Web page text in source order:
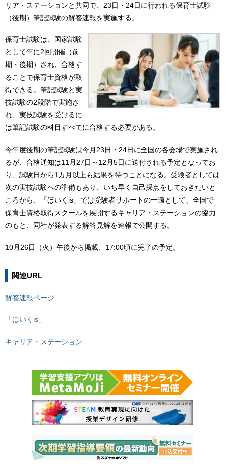
リア・ステーションと共同で、23日・24日に行われる保育士試験
（後期）筆記試験の解答速報を実施する。
保育士試験は、国家試験
として年に2回開催（前
期・後期）され、合格す
ることで保育士資格が取
得できる。筆記試験と実
技試験の2段階で実施さ
れ、実技試験を受けるに
は筆記試験の科目すべてに合格する必要がある。
今年度後期の筆記試験は今月23日・24日に全国の各会場で実施され
るが、合格通知は11月27日～12月5日に送付される予定となってお
り、試験日から1カ月以上も結果を待つことになる。受験者としては
次の実技試験への準備もあり、いち早く自己採点をしておきたいと
ころから、「ほいくis」では受験者サポートの一環として、全国で
保育士資格取得スクールを展開するキャリア・ステーションの協力
のもと、同社が発表する解答見解を速報で公開する。
10月26日（火）午後から掲載、17:00頃に完了の予定。
関連URL
解答速報ページ
「ほいくis」
キャリア・ステーション